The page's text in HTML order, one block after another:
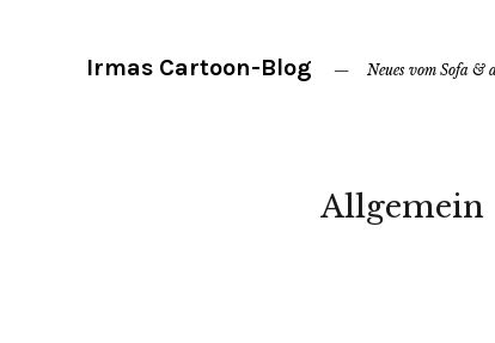
Irmas Cartoon-Blog Neues vom Sofa &
Allgemein